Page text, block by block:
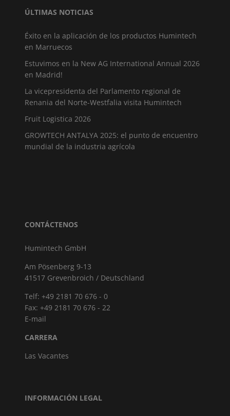
ÚLTIMAS NOTICIAS
Éxito en la aplicación de los productos Humintech
en Marruecos
Estuvimos en la New AG International Annual 2026
en Madrid!
La vicepresidenta del Parlamento regional de
Renania del Norte-Westfalia visita Humintech
Fruit Logistica 2026
GROWTECH ANTALYA 2025: el punto de encuentro
mundial de la industria agrícola
CONTÁCTENOS
Humintech GmbH
Am Pösenberg 9-13
41517 Grevenbroich / Deutschland
Telf: +49 2181 70 676 - 0
Fax: +49 2181 70 676 - 22
E-mail
CARRERA
Las Vacantes
INFORMACIÓN LEGAL